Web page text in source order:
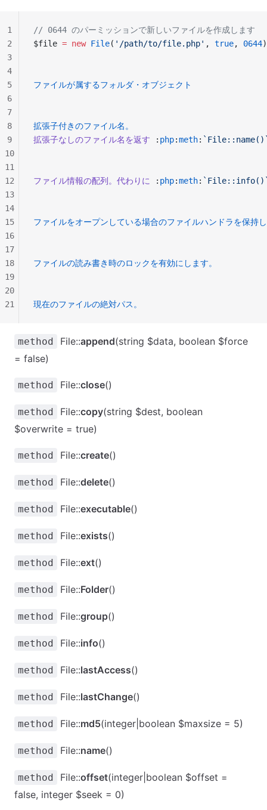
// 0644 のパーミッションで新しいファイルを作成します
$file = new File( '/path/to/file.php' , true, 0644
ファイルが属するフォルダ・オブジェクト
拡張子付きのファイル名。
拡張子なしのファイル名を返す : php:meth:
ファイル情報の配列。代わりに : php:meth:
ファイルをオープンしている場合のファイルハンドラを保持
ファイルの読み書き時のロックを有効にします。
現在のファイルの絶対パス。
1
2
3
4
5
6
7
8
9
10
11
12
13
14
15
16
17
18
19
20
21
method File::append(string $data, boolean $force
= false)
method File::close()
method File::copy(string $dest, boolean
$overwrite = true)
method File::create()
method File::delete()
method File::executable()
method File::exists()
method File::ext()
method File::Folder()
method File::group()
method File::info()
method File::lastAccess()
method File::lastChange()
method File::md5(integer|boolean $maxsize = 5)
method File::name()
method File::offset(integer|boolean $offset =
false, integer $seek = 0)